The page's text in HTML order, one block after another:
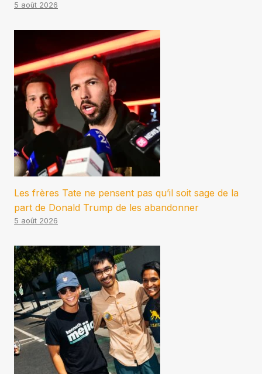
5 août 2026
Les frères Tate ne pensent pas qu’il soit sage de la
part de Donald Trump de les abandonner
5 août 2026